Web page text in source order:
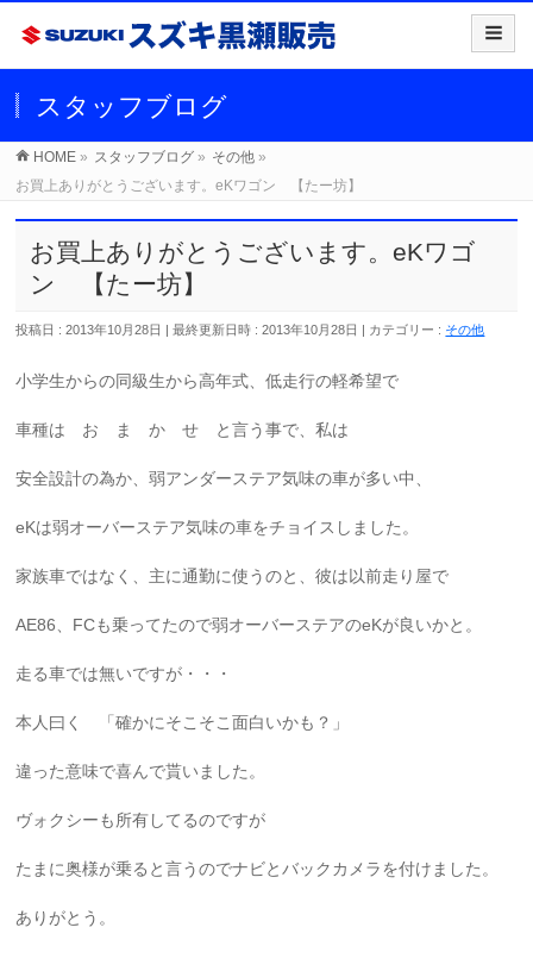
スタッフブログ
HOME » スタッフブログ » その他 »
お買上ありがとうございます。eKワゴン 【たー坊】
お買上ありがとうございます。eKワゴ
ン 【たー坊】
投稿日 : 2013年10月28日 最終更新日時 : 2013年10月28日 カテゴリー : その他
小学生からの同級生から高年式、低走行の軽希望で
車種は お ま か せ と言う事で、私は
安全設計の為か、弱アンダーステア気味の車が多い中、
eKは弱オーバーステア気味の車をチョイスしました。
家族車ではなく、主に通勤に使うのと、彼は以前走り屋で
AE86、FCも乗ってたので弱オーバーステアのeKが良いかと。
走る車では無いですが・・・
本人曰く 「確かにそこそこ面白いかも？」
違った意味で喜んで貰いました。
ヴォクシーも所有してるのですが
たまに奥様が乗ると言うのでナビとバックカメラを付けました。
ありがとう。